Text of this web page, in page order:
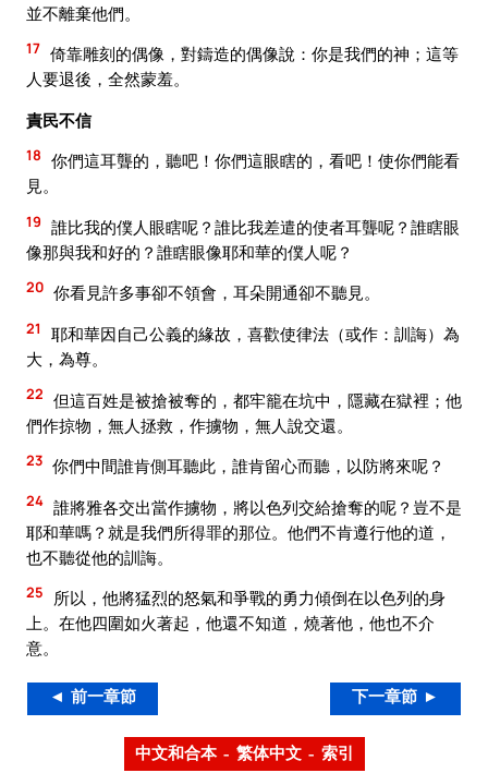
並不離棄他們。
17 倚靠雕刻的偶像，對鑄造的偶像說：你是我們的神；這等
人要退後，全然蒙羞。
責民不信
18 你們這耳聾的，聽吧！你們這眼瞎的，看吧！使你們能看
見。
19 誰比我的僕人眼瞎呢？誰比我差遣的使者耳聾呢？誰瞎眼
像那與我和好的？誰瞎眼像耶和華的僕人呢？
20 你看見許多事卻不領會，耳朵開通卻不聽見。
21
耶和華因自己公義的緣故，喜歡使律法（或作：訓誨）為
大，為尊。
22 但這百姓是被搶被奪的，都牢籠在坑中，隱藏在獄裡；他
們作掠物，無人拯救，作擄物，無人說交還。
23 你們中間誰肯側耳聽此，誰肯留心而聽，以防將來呢？
24 誰將雅各交出當作擄物，將以色列交給搶奪的呢？豈不是
耶和華嗎？就是我們所得罪的那位。他們不肯遵行他的道，
也不聽從他的訓誨。
25
所以，他將猛烈的怒氣和爭戰的勇力傾倒在以色列的身
上。在他四圍如火著起，他還不知道，燒著他，他也不介
意。
◄ 前一章節 下一章節 ►
中文和合本 – 繁体中文 – 索引